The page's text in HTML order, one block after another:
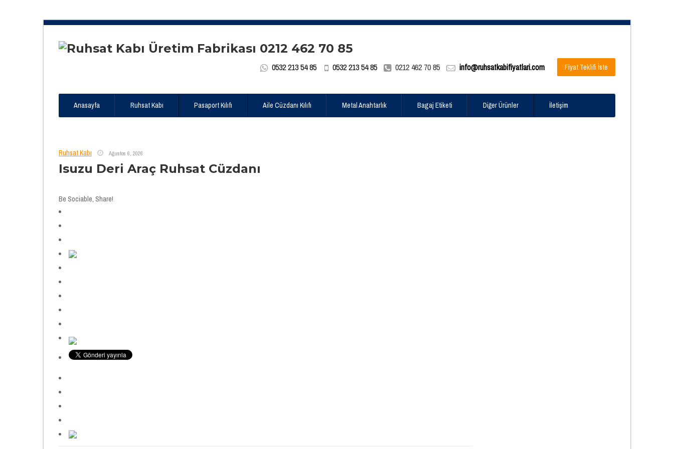
0532 213 54 85 0532 213 54 85 0212 462 70 85 info@ruhsatkabifiyatlari.com Fiyat Teklifi İste
Anasayfa Ruhsat Kabı Pasaport Kılıfı Aile Cüzdanı Kılıfı Metal Anahtarlık Bagaj Etiketi Diğer Ürünler İletişim
Ruhsat Kabı Ağustos 6, 2026
Isuzu Deri Araç Ruhsat Cüzdanı
Be Sociable, Share!